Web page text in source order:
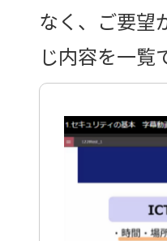
なく、ご要望
じ内容を一覧